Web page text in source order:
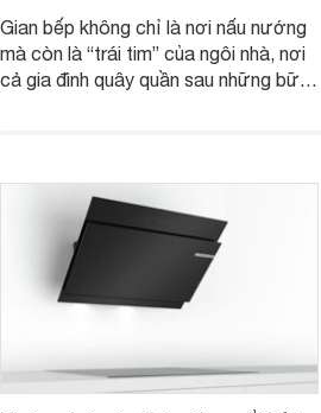
Gian bếp không chỉ là nơi nấu nướng
mà còn là “trái tim” của ngôi nhà, nơi
cả gia đình quây quần sau những bữa
mùi Sunhouse SHB72095-MD,
SHB72011-MD và SHB72103-MD
phát huy sức mạnh.